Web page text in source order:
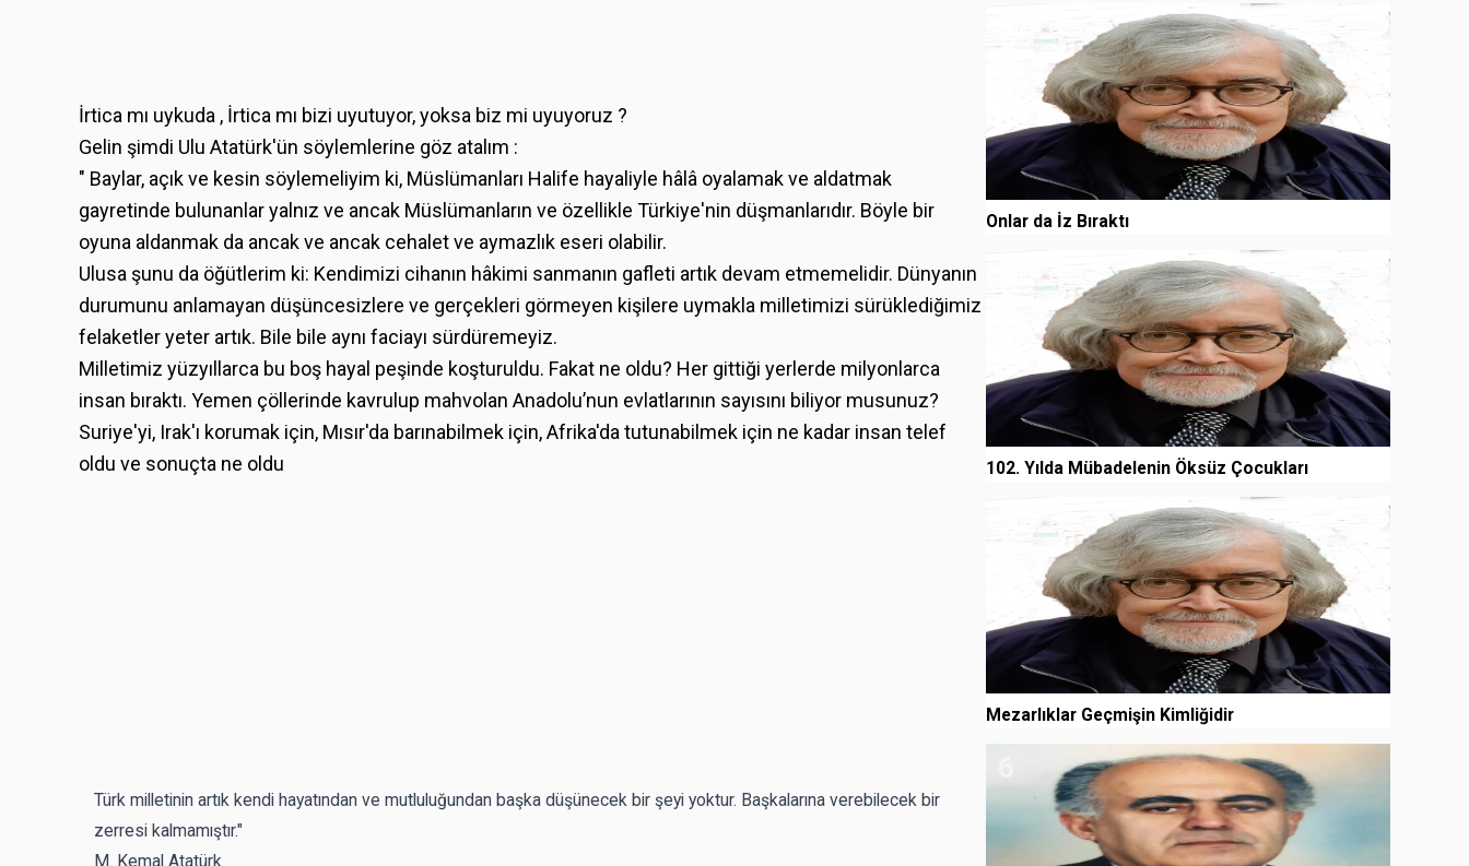
İrtica mı uykuda , İrtica mı bizi uyutuyor, yoksa biz mi uyuyoruz ?
Gelin şimdi Ulu Atatürk'ün söylemlerine göz atalım :
" Baylar, açık ve kesin söylemeliyim ki, Müslümanları Halife hayaliyle hâlâ oyalamak ve aldatmak
gayretinde bulunanlar yalnız ve ancak Müslümanların ve özellikle Türkiye'nin düşmanlarıdır. Böyle bir
oyuna aldanmak da ancak ve ancak cehalet ve aymazlık eseri olabilir.
Ulusa şunu da öğütlerim ki: Kendimizi cihanın hâkimi sanmanın gafleti artık devam etmemelidir. Dünyanın
durumunu anlamayan düşüncesizlere ve gerçekleri görmeyen kişilere uymakla milletimizi sürüklediğimiz
felaketler yeter artık. Bile bile aynı faciayı sürdüremeyiz.
Milletimiz yüzyıllarca bu boş hayal peşinde koşturuldu. Fakat ne oldu? Her gittiği yerlerde milyonlarca
insan bıraktı. Yemen çöllerinde kavrulup mahvolan Anadolu’nun evlatlarının sayısını biliyor musunuz?
Suriye'yi, Irak'ı korumak için, Mısır'da barınabilmek için, Afrika'da tutunabilmek için ne kadar insan telef
oldu ve sonuçta ne oldu
Türk milletinin artık kendi hayatından ve mutluluğundan başka düşünecek bir şeyi yoktur. Başkalarına verebilecek bir
zerresi kalmamıştır."
M. Kemal Atatürk
Onlar da İz Bıraktı
102. Yılda Mübadelenin Öksüz Çocukları
Mezarlıklar Geçmişin Kimliğidir